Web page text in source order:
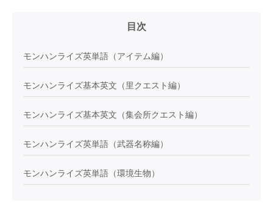
目次
モンハンライズ英単語（アイテム編）
モンハンライズ基本英文（里クエスト編）
モンハンライズ基本英文（集会所クエスト編）
モンハンライズ英単語（武器名称編）
モンハンライズ英単語（環境生物）